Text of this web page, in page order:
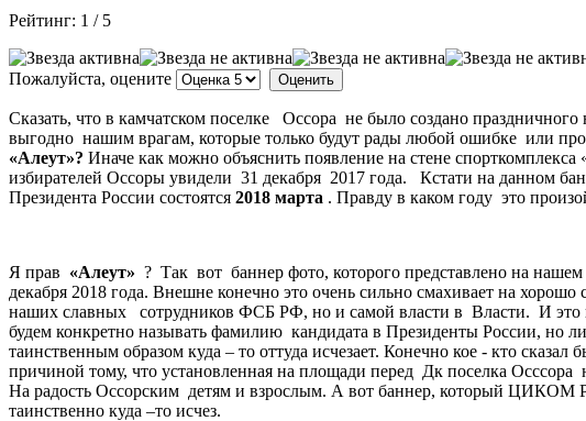
Рейтинг: 1 / 5
Пожалуйста, оцените
Сказать, что в камчатском поселке Оссора не было создано праздничного
выгодно нашим врагам, которые только будут рады любой ошибке или
«Алеут»? Иначе как можно объяснить появление на стене
избирателей Оссоры увидели 31 декабря 2017 года. Кстати на данном
Президента России состоятся 2018 марта . Правду в каком году это
Я прав «Алеут» ? Так вот баннер фото, которого представлено на
декабря 2018 года. Внешне конечно это очень сильно смахивает на
наших славных сотрудников ФСБ РФ, но и самой власти в Власти. И это
будем конкретно называть фамилию кандидата в Президенты России, но
таинственным образом куда – то оттуда исчезает. Конечно кое - кто
причиной тому, что установленная на площади перед Дк поселка Осссора
На радость Оссорским детям и взрослым. А вот баннер, который ЦИКОМ
таинственно куда –то исчез.